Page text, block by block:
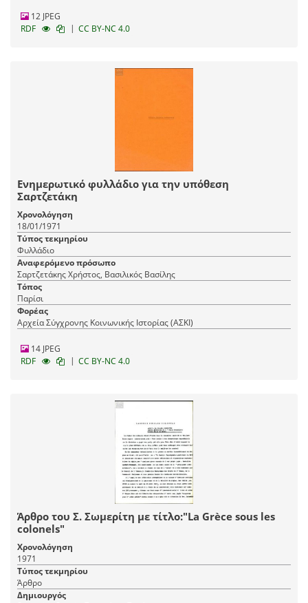
12 JPEG
RDF
| CC BY-NC 4.0
Ενημερωτικό φυλλάδιο για την υπόθεση
Σαρτζετάκη
Χρονολόγηση
18/01/1971
Τύπος τεκμηρίου
Φυλλάδιο
Αναφερόμενο πρόσωπο
Σαρτζετάκης Χρήστος, Βασιλικός Βασίλης
Τόπος
Παρίσι
Φορέας
Αρχεία Σύγχρονης Κοινωνικής Ιστορίας (ΑΣΚΙ)
14 JPEG
RDF
| CC BY-NC 4.0
Άρθρο του Σ. Σωμερίτη με τίτλο:"La Grèce sous les
colonels"
Χρονολόγηση
1971
Τύπος τεκμηρίου
Άρθρο
Δημιουργός